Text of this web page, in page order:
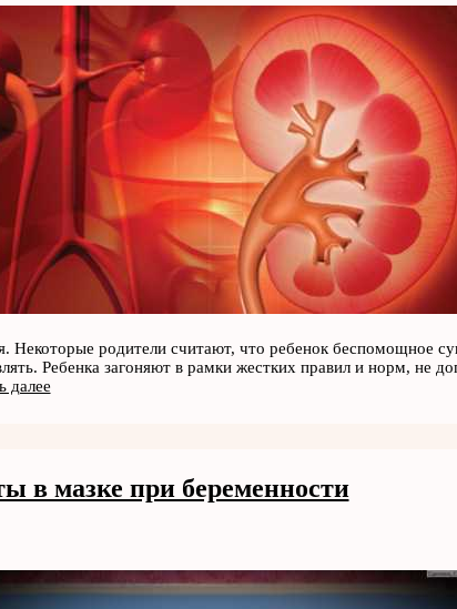
Некоторые родители считают, что ребенок беспомощное
Ребенка загоняют в рамки жестких правил и норм, не
далее
в мазке при беременности